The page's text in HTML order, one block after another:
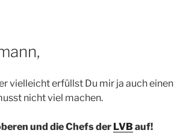
vielleicht erfüllst Du mir ja auch einen
nicht viel machen.
und die Chefs der LVB auf!